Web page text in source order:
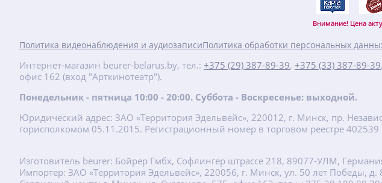
147.60руб.
164 руб.
MP 41 Маникюрный набор
Подробнее
new хит
Внимание! Цена
Политика видеонаблюдения и аудиозаписиПолитика обработки персональных
Интернет-магазин beurer-belarus.by, тел.: +375 (29) 387-89-39, +375 (33) 387-89-39,
офис 162 (вход "Арткинотеатр").
Понедельник - пятница 10:00 - 20:00. Суббота - Воскресенье: выходной.
Юридический адрес: ЗАО «Территория Эдельвейс», 220012, г. Минск, пр.
горисполкомом 05.11.2015. Регистрационный номер в торговом реестре 402539
Изготовитель beurer: Бойрер Гмбх, Софлингер штрассе 218, 89077-УЛМ,
Импортер: ЗАО «Территория Эдельвейс», 220056, г. Минск, ул. 50 лет Победы, д.